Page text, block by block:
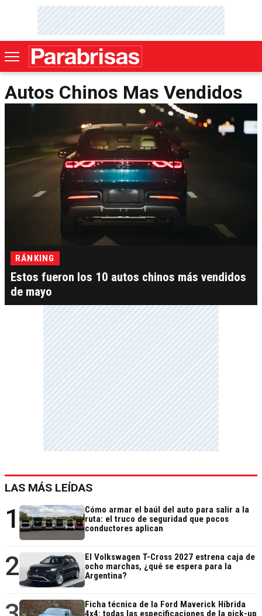
Autos Chinos Mas Vendidos
RÁNKING
Estos fueron los 10 autos chinos más vendidos
de mayo
LAS MÁS LEÍDAS
1
Cómo armar el baúl del auto para salir a la
ruta: el truco de seguridad que pocos
conductores aplican
2
El Volkswagen T-Cross 2027 estrena caja de
ocho marchas, ¿qué se espera para la
Argentina?
Ficha técnica de la Ford Maverick Híbrida
4x4: todas las especificaciones de la pick-up